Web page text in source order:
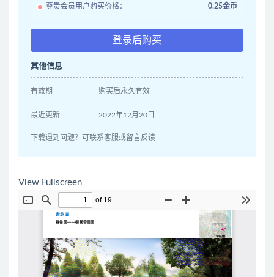
尊贵会员用户购买价格： 0.25金币
登录后购买
其他信息
有效期 购买后永久有效
最近更新 2022年12月20日
下载遇到问题？可联系客服或留言反馈
View Fullscreen